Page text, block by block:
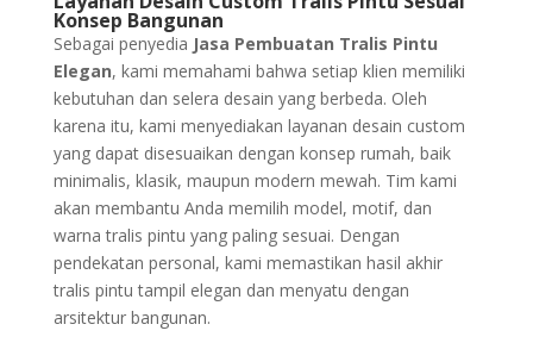
Konsep Bangunan
Sebagai penyedia Jasa Pembuatan Tralis Pintu
Elegan, kami memahami bahwa setiap klien memiliki
kebutuhan dan selera desain yang berbeda. Oleh
karena itu, kami menyediakan layanan desain custom
yang dapat disesuaikan dengan konsep rumah, baik
minimalis, klasik, maupun modern mewah. Tim kami
akan membantu Anda memilih model, motif, dan
warna tralis pintu yang paling sesuai. Dengan
pendekatan personal, kami memastikan hasil akhir
tralis pintu tampil elegan dan menyatu dengan
arsitektur bangunan.